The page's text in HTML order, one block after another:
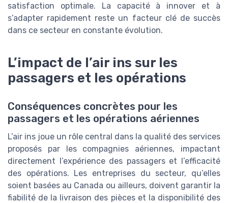
satisfaction optimale. La capacité à innover et à
s’adapter rapidement reste un facteur clé de succès
dans ce secteur en constante évolution.
L’impact de l’air ins sur les
passagers et les opérations
Conséquences concrètes pour les
passagers et les opérations aériennes
L’air ins joue un rôle central dans la qualité des services
proposés par les compagnies aériennes, impactant
directement l’expérience des passagers et l’efficacité
des opérations. Les entreprises du secteur, qu’elles
soient basées au Canada ou ailleurs, doivent garantir la
fiabilité de la livraison des pièces et la disponibilité des